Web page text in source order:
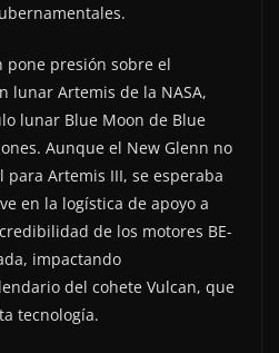
pone presión sobre el
lunar Artemis de la NASA,
lunar Blue Moon de Blue
Aunque el New Glenn no
Artemis III, se esperaba
en la logística de apoyo a
de los motores BE-
impactando
del cohete Vulcan, que
tecnología.